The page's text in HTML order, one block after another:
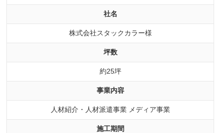
社名
株式会社スタックカラー様
坪数
約25坪
事業内容
人材紹介・人材派遣事業 メディア事業
施工期間